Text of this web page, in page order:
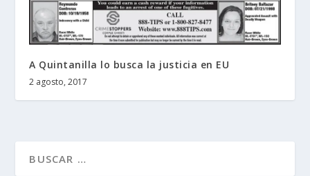
A Quintanilla lo busca la justicia en EU
2 agosto, 2017